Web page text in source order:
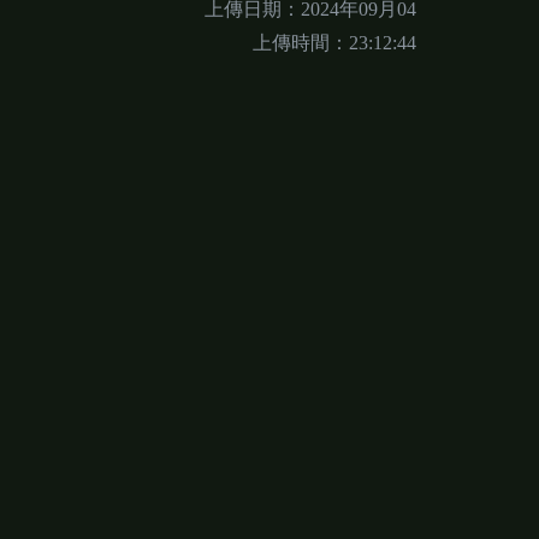
上傳日期：2024年09月04
上傳時間：23:12:44